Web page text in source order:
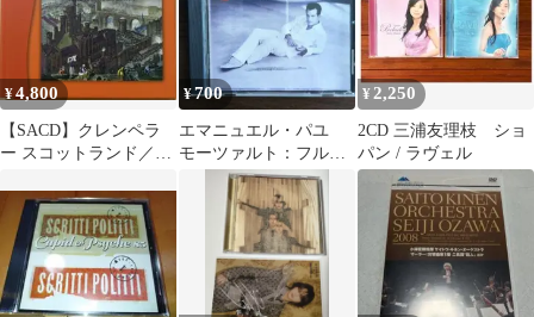
2[輸入盤]
¥4,800
【SACD】クレンペラ
ー スコットランド／ラ
¥700
エマニュエル・パユ
モーツァルト：フルー
ト四重奏曲 CD
¥2,250
2CD 三浦友理枝 ショ
パン / ラヴェル